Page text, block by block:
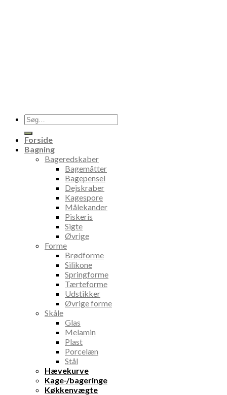
Søg
efter:
Forside
Bagning
Bageredskaber
Bagemåtter
Bagepensel
Dejskraber
Kagespore
Målekander
Piskeris
Sigte
Øvrige
Forme
Brødforme
Silikone
Springforme
Tærteforme
Udstikker
Øvrige forme
Skåle
Glas
Melamin
Plast
Porcelæn
Stål
Hævekurve
Kage-/bageringe
Køkkenvægte